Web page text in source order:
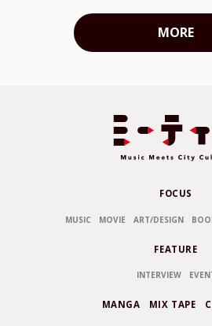
MORE
FOCUS
MUSIC MOVIE ART/DESIGN
FEATURE
INTERVIEW
MANGA MIX TAPE